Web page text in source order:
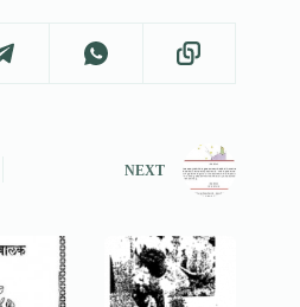
NEXT